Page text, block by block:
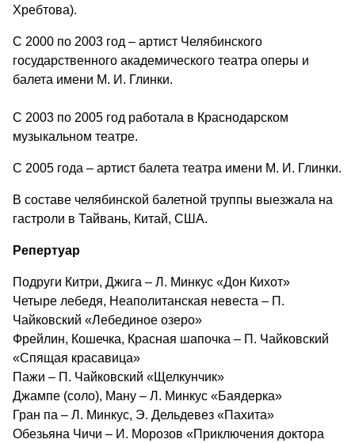
Хребтова).
С 2000 по 2003 год – артист Челябинского
государственного академического театра оперы и
балета имени М. И. Глинки.
С 2003 по 2005 год работала в Краснодарском
музыкальном театре.
С 2005 года – артист балета театра имени М. И. Глинки.
В составе челябинской балетной труппы выезжала на
гастроли в Тайвань, Китай, США.
Репертуар
Подруги Китри, Джига – Л. Минкус «Дон Кихот»
Четыре лебедя, Неаполитанская невеста – П.
Чайковский «Лебединое озеро»
Фрейлин, Кошечка, Красная шапочка – П. Чайковский
«Спящая красавица»
Пажи – П. Чайковский «Щелкунчик»
Джампе (соло), Ману – Л. Минкус «Баядерка»
Гран па – Л. Минкус, Э. Дельдевез «Пахита»
Обезьяна Чичи – И. Морозов «Приключения доктора